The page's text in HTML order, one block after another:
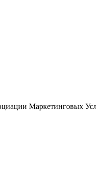
Маркетинговых